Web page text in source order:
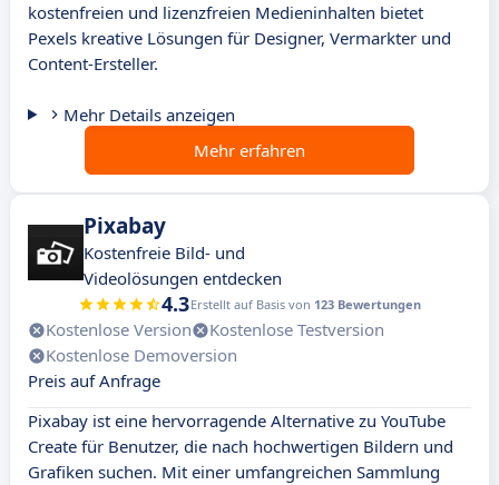
kostenfreien und lizenzfreien Medieninhalten bietet
Pexels kreative Lösungen für Designer, Vermarkter und
Content-Ersteller.
Mehr Details anzeigen
Mehr erfahren
Pixabay
Kostenfreie Bild- und
Videolösungen entdecken
4.3Erstellt auf Basis von 123 Bewertungen
Kostenlose Version
Kostenlose Testversion
Kostenlose Demoversion
Preis auf Anfrage
Pixabay ist eine hervorragende Alternative zu YouTube
Create für Benutzer, die nach hochwertigen Bildern und
Grafiken suchen. Mit einer umfangreichen Sammlung